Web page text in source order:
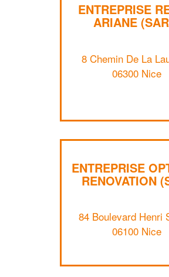
ENTREPRISE
ARIANE
8 Chemin De La
06300 Nice
ENTREPRISE
RENOVATION
84 Boulevard Henri
06100 Nice